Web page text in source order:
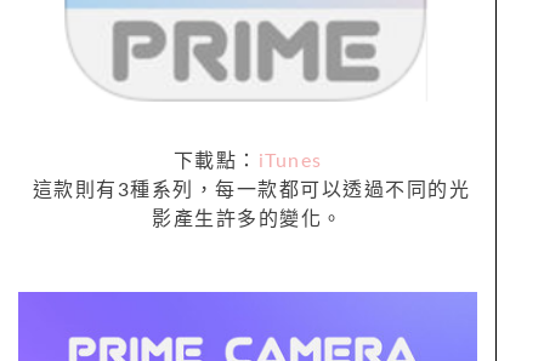
下載點： iTunes
這款則有3種系列，每一款都可以透過不同的光
影產生許多的變化。